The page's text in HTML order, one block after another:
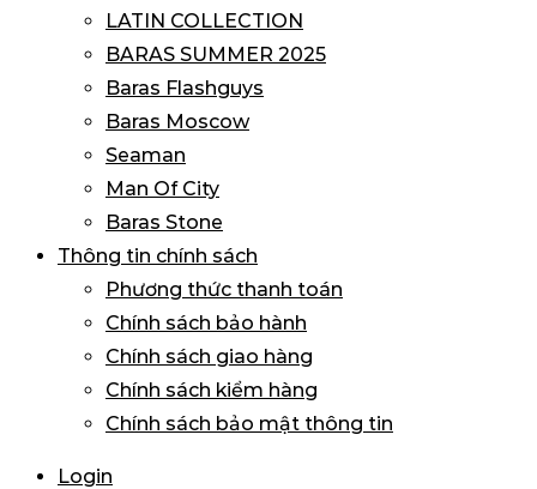
LATIN COLLECTION
BARAS SUMMER 2025
Baras Flashguys
Baras Moscow
Seaman
Man Of City
Baras Stone
Thông tin chính sách
Phương thức thanh toán
Chính sách bảo hành
Chính sách giao hàng
Chính sách kiểm hàng
Chính sách bảo mật thông tin
Login